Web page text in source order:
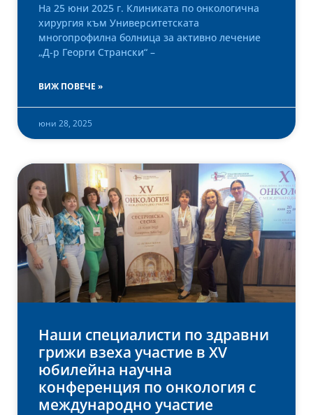
На 25 юни 2025 г. Клиниката по онкологична
хирургия към Университетската
многопрофилна болница за активно лечение
„Д-р Георги Странски“ –
ВИЖ ПОВЕЧЕ »
юни 28, 2025
Наши специалисти по здравни
грижи взеха участие в XV
юбилейна научна
конференция по онкология с
международно участие